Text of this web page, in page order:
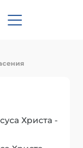
Христа -